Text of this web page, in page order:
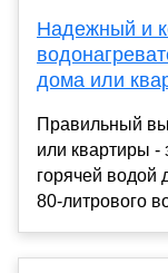
Надежный и
дома или
Правильный
или квартиры -
горячей
80-литрового